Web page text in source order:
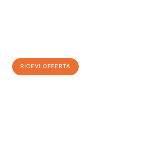
RICEVI OFFERTA